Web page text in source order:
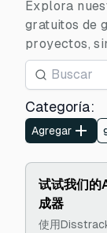
Explora
gratuitos de
proyectos,
Categoría:
Agregar
试试我们
成器
使用